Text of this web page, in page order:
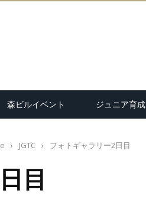
森ビルイベント ジュニア育成
› JGTC › フォトギャラリー2日目
目